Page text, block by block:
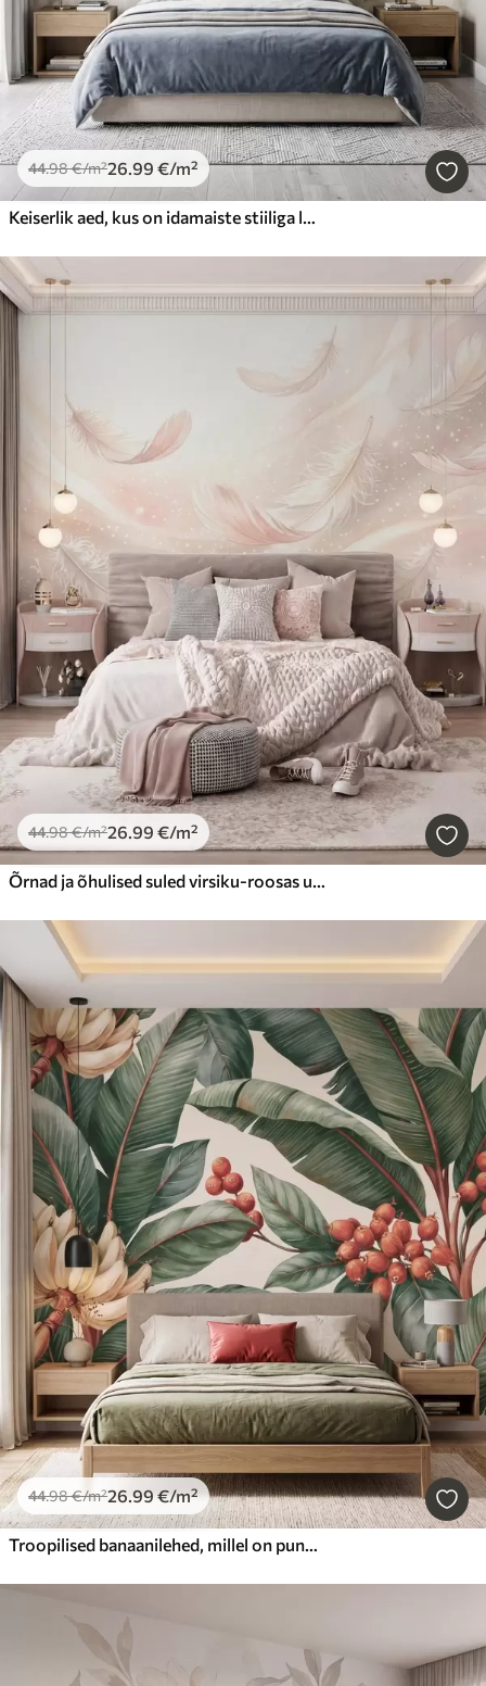
44.98€/m²26.99 €/m²
Keiserlik aed, kus on idamaiste stiiliga loomad – ahv, leopard, tiiger, paabulind ja kurg
44.98€/m²26.99 €/m²
Õrnad ja õhulised suled virsiku-roosas udus, millel on läige
44.98€/m²26.99€/m²
Troopilised banaanilehed, millel on punaste kohvimarjade kobarad, akvarellistiilis